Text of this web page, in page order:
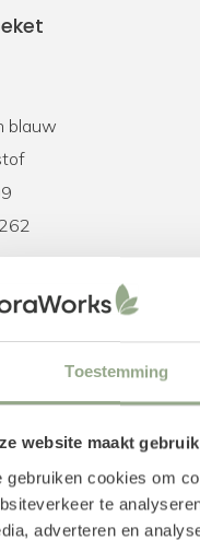
Toestemming
website maakt
gebruiken cookies om
te
adverteren en
blauw
in een vaas
zorgt ervoor dat
nog geen
toe, welke wij
bekijken.
voor zijden